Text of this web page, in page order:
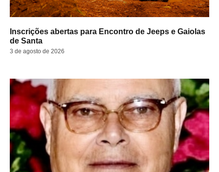
Inscrições abertas para Encontro de Jeeps e Gaiolas
de Santa
3 de agosto de 2026